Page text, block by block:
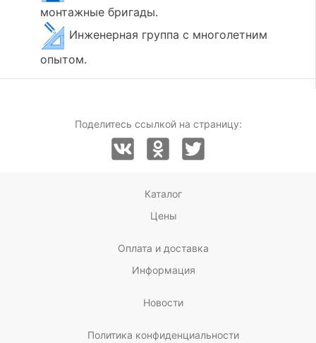
монтажные бригады.
Инженерная группа с многолетним
опытом.
Поделитесь ссылкой на страницу:
Каталог
Цены
Оплата и доставка
Информация
Новости
Политика конфиденциальности